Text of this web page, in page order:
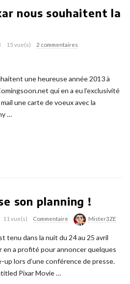
nous souhaitent la
15 vue(s) 2 commentaires
une heureuse année 2013 à
qui en a eu l’exclusivité
une carte de voeux avec la
…
son planning !
11 vue(s) Commentaire Mister3ZE
tenu dans la nuit du 24 au 25 avril
en a profité pour annoncer quelques
up lors d’une conférence de presse.
Pixar Movie…